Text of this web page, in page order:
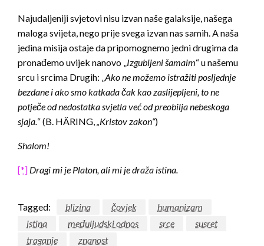
Najudaljeniji svjetovi nisu izvan naše galaksije, našega
maloga svijeta, nego prije svega izvan nas samih. A naša
jedina misija ostaje da pripomognemo jedni drugima da
pronađemo uvijek nanovo „Izgubljeni šamaim“ u našemu
srcu i srcima Drugih: „Ako ne možemo istražiti posljednje
bezdane i ako smo katkada čak kao zaslijepljeni, to ne
potječe od nedostatka svjetla već od preobilja nebeskoga
sjaja.“ (B. HÄRING,„Kristov zakon“)
Shalom!
[*] Dragi mi je Platon, ali mi je draža istina.
Tagged: blizina čovjek
humanizam
istina
međuljudski odnos srce
susret
traganje
znanost